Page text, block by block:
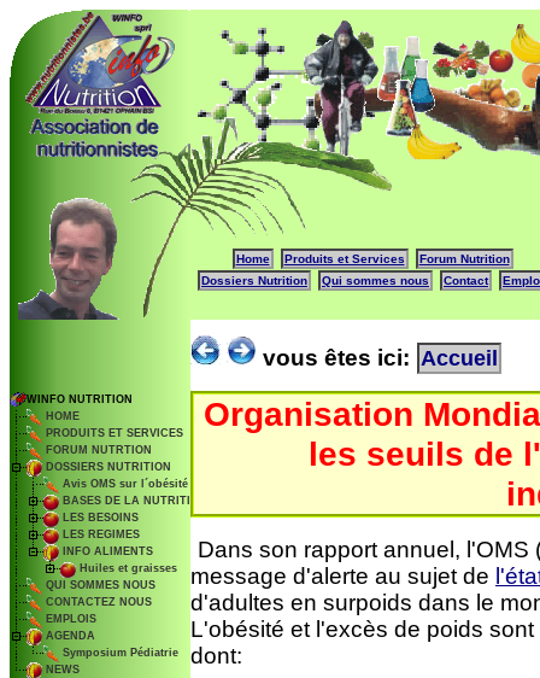
Home Produits et Services
Forum Nutrition
Dossiers Nutrition
Qui sommes nous Contact
WINFO NUTRITION
HOME
PRODUITS ET SERVICES
FORUM NUTRTION
DOSSIERS NUTRITION
Avis OMS sur l´obésité
BASES DE LA NUTRITION
LES BESOINS
LES REGIMES
INFO ALIMENTS
Huiles et graisses
QUI SOMMES NOUS
CONTACTEZ NOUS
EMPLOIS
AGENDA
Symposium Pédiatrie
NEWS
vous êtes ici: Accueil
Organisation
les seuils de
Dans son rapport annuel,
message d'alerte au sujet de
d'adultes en surpoids dans le
L'obésité et l'excès de poids
dont: